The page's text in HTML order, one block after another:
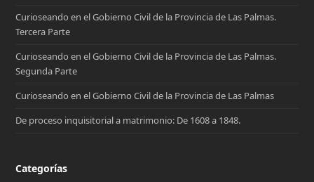
Curioseando en el Gobierno Civil de la Provincia de Las Palmas.
Tercera Parte
Curioseando en el Gobierno Civil de la Provincia de Las Palmas.
Segunda Parte
Curioseando en el Gobierno Civil de la Provincia de Las Palmas
De proceso inquisitorial a matrimonio: De 1608 a 1848.
Categorías